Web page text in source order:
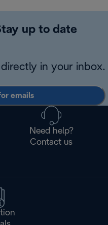
up to date
in your inbox.
emails
Need help?
Contact us